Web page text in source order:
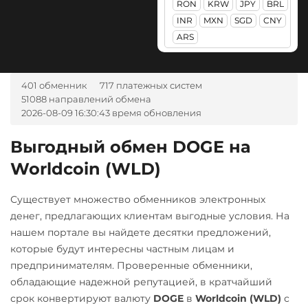
NEO
Notcoin (NOT)
Ontology (ONT)
Optimism (OP)
Pepe
Pol (ex-MATIC)
POL ERC20
Qtum
Quant (QNT)
Авангард RUB
Ак Барс Банк RUB
RUB CASH-IN RUB
Газпромбанк RUB
ЕРИП Расчет BYN
Карта Unionpay CNY
Карта МИР RUB
Любой банк
RON
KRW JPY
BRL
INR
MXN SGD
CNY
ARS
401 обменник
717 платежных систем
51088 направлений обмена
2026-08-09 16:30:43 время обновления
Выгодный обмен DOGE на
Worldcoin (WLD)
Существует множество обменников электронных
денег, предлагающих клиентам выгодные условия. На
нашем портале вы найдете десятки предложений,
которые будут интересны частным лицам и
предпринимателям. Проверенные обменники,
обладающие надежной репутацией, в кратчайший
срок конвертируют валюту DOGE в Worldcoin (WLD) с